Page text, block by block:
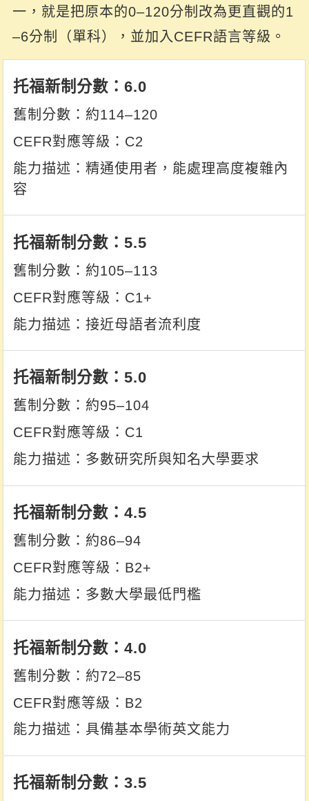
一，就是把原本的0–120分制改為更直觀的1
–6分制（單科），並加入CEFR語言等級。
6.0
約114–120
C2
精通使用者，能處理高度複雜內
容
5.5
約105–113
C1+
接近母語者流利度
5.0
約95–104
C1
多數研究所與知名大學要求
4.5
約86–94
B2+
多數大學最低門檻
4.0
約72–85
B2
具備基本學術英文能力
3.5